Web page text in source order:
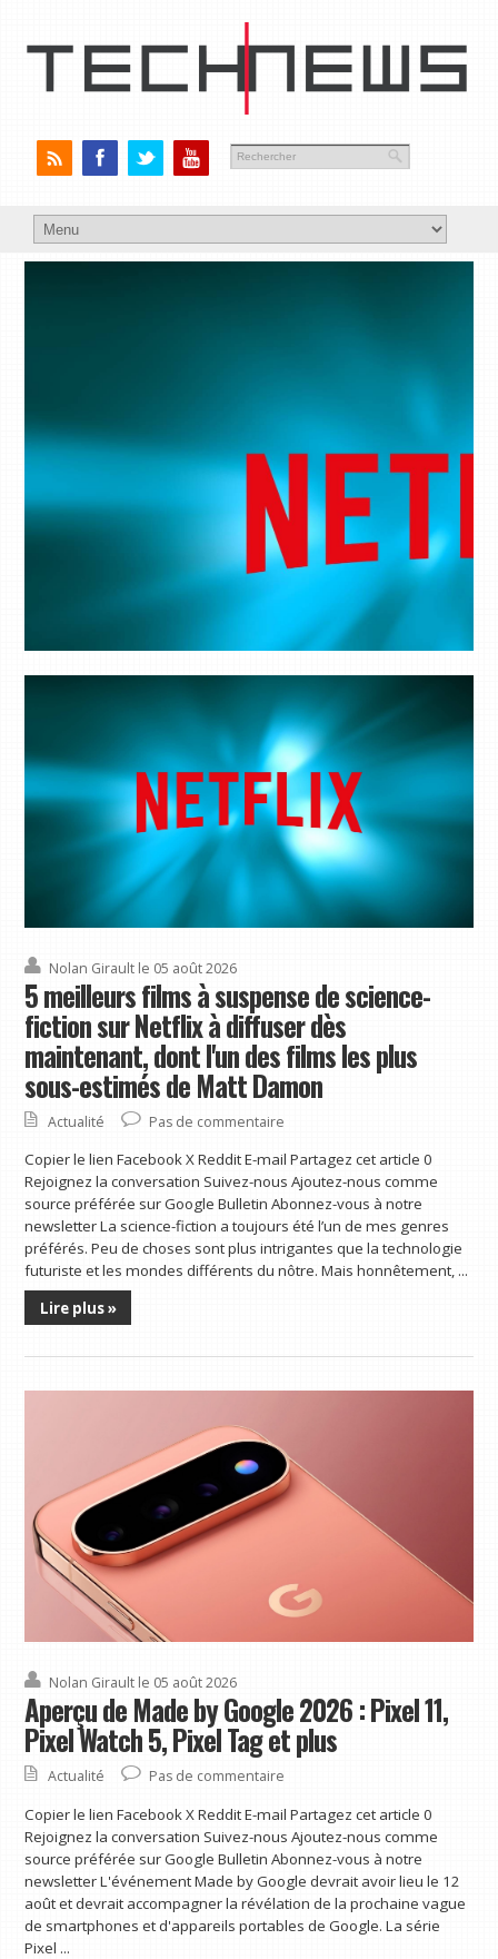
5 meilleurs films à suspense de science-fiction sur Netflix à diffuser dès maintenant, dont l'un des films
les plus sous-estimés de Matt Damon
Copier le lien Facebook X Reddit E-mail Partagez cet article 0 Rejoignez la conversation
Suivez-nous Ajoutez-nous comme source préférée sur Google Bulletin Abonnez-vous à
notre newsletter La science-fiction a toujours été l’un de mes ...
Copier le lien Facebook X Reddit E-mail Partagez cet article 0 Rejoignez la conversation
notre newsletter L'événement Made by Google devrait avoir lieu le ...
5 nouveaux films Prime Video en août 2026 avec 90 % ou plus sur Rotten Tomatoes, dont l'une des
Copier le lien Facebook X Reddit E-mail Partagez cet article 0 Rejoignez la conversation
Suivez-nous Ajoutez-nous comme source préférée sur Google Bulletin Abonnez-vous à
notre newsletter Prime Video lance le nouveau mois en modifiant ...
Nolan Girault le 05 août 2026
5 meilleurs films à suspense de science-
fiction sur Netflix à diffuser dès
maintenant, dont l'un des films les plus
sous-estimés de Matt Damon
Actualité Pas de commentaire
Copier le lien Facebook X Reddit E-mail Partagez cet article 0
Rejoignez la conversation Suivez-nous Ajoutez-nous comme
source préférée sur Google Bulletin Abonnez-vous à notre
newsletter La science-fiction a toujours été l’un de mes genres
préférés. Peu de choses sont plus intrigantes que la technologie
futuriste et les mondes différents du nôtre. Mais honnêtement, ...
Lire plus »
Nolan Girault le 05 août 2026
Aperçu de Made by Google 2026 : Pixel 11,
Pixel Watch 5, Pixel Tag et plus
Actualité Pas de commentaire
Copier le lien Facebook X Reddit E-mail Partagez cet article 0
Rejoignez la conversation Suivez-nous Ajoutez-nous comme
source préférée sur Google Bulletin Abonnez-vous à notre
newsletter L'événement Made by Google devrait avoir lieu le 12
août et devrait accompagner la révélation de la prochaine vague
de smartphones et d'appareils portables de Google. La série
Pixel ...